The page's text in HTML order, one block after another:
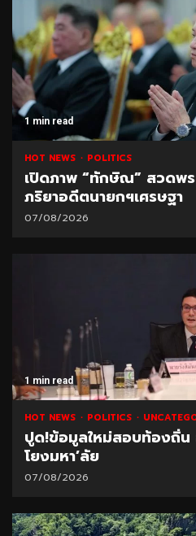
1 min read
HOT NEWS POLITICS
เปิดภาพ “ทักษิณ” สวดพ
ภริยาอดีตนายกฯเศรษฐา
07/08/2026
1 min read
HOT NEWS POLITICS
ปูด!ข้อมูลใหม่สอบท้องถิ่น
โยงมหา’ลัย
07/08/2026